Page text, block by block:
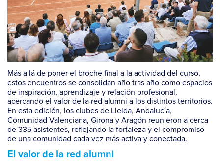
Más allá de poner el broche final a la actividad del curso,
estos encuentros se consolidan año tras año como espacios
de inspiración, aprendizaje y relación profesional,
acercando el valor de la red alumni a los distintos territorios.
En esta edición, los clubes de Lleida, Andalucía,
Comunidad Valenciana, Girona y Aragón reunieron a cerca
de 335 asistentes, reflejando la fortaleza y el compromiso
de una comunidad cada vez más activa y conectada.
El valor de la red alumni